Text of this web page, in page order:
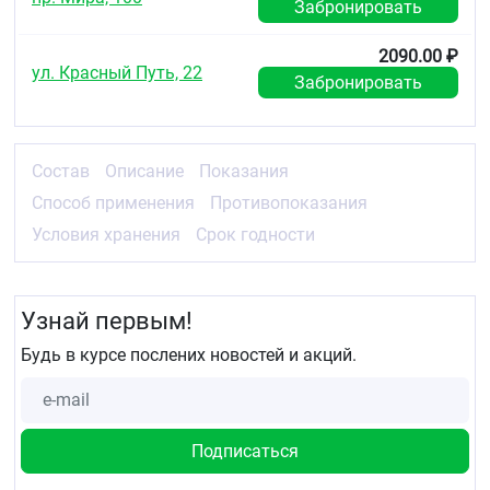
Забронировать
ул. Красный Путь, 22
2090.00 ₽
Забронировать
Состав Описание
Показания
Способ применения
Противопоказания
Условия хранения
Срок годности
Узнай первым!
Будь в курсе послених новостей и акций.